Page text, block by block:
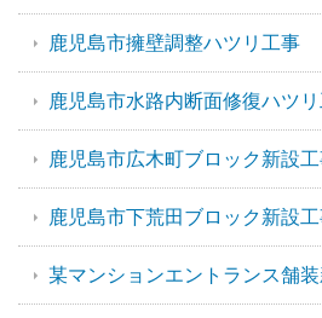
鹿児島市擁壁調整ハツリ工事
鹿児島市水路内断面修復ハツ
鹿児島市広木町ブロック新設
鹿児島市下荒田ブロック新設
某マンションエントランス舗